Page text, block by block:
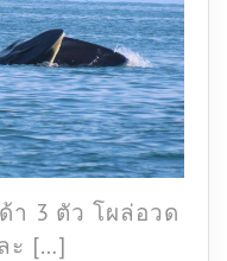
โผล่
เล่น
น้ำ
ใน
เขต
อุทยา
แห่ง
ชาติ
3 ตัว โผล่อวด
ะ […]